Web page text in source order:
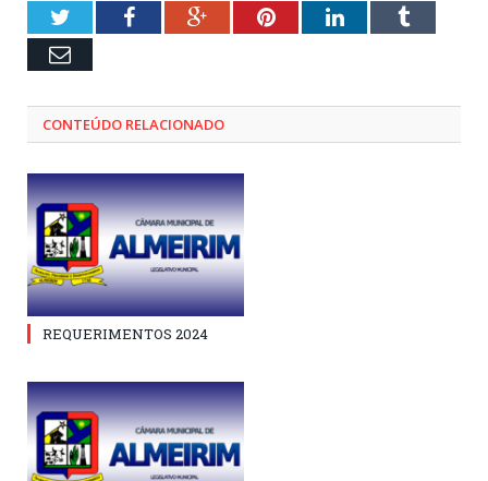
TwitterFacebookGoogle+PinterestLinkedInTumblr
Email
CONTEÚDO RELACIONADO
REQUERIMENTOS 2024